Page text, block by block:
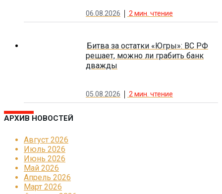
06.08.2026 2мин. чтение
Битва за остатки «Югры»: ВС РФ
решает, можно ли грабить банк
дважды
05.08.2026 2 мин. чтение
АРХИВ НОВОСТЕЙ
Август 2026
Июль 2026
Июнь 2026
Май 2026
Апрель 2026
Март 2026